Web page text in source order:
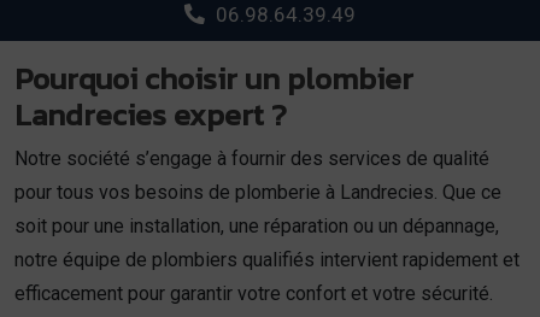
06.98.64.39.49
Pourquoi choisir un plombier
Landrecies expert ?
Notre société s’engage à fournir des services de qualité
pour tous vos besoins de plomberie à Landrecies. Que ce
soit pour une installation, une réparation ou un dépannage,
notre équipe de plombiers qualifiés intervient rapidement et
efficacement pour garantir votre confort et votre sécurité.